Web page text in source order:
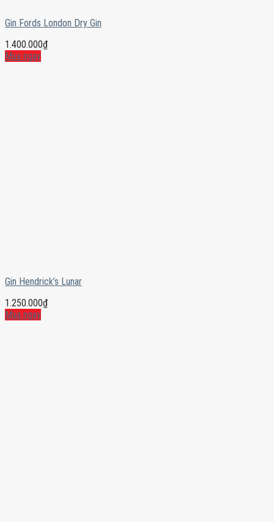
Gin Fords London Dry Gin
1.400.000₫
Mua ngay
Gin Hendrick’s Lunar
1.250.000₫
Mua ngay